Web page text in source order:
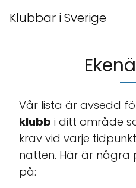
Klubbar i Sverige
Vår lista är avsedd
klubb i ditt område
krav vid varje
natten. Här är några
på: